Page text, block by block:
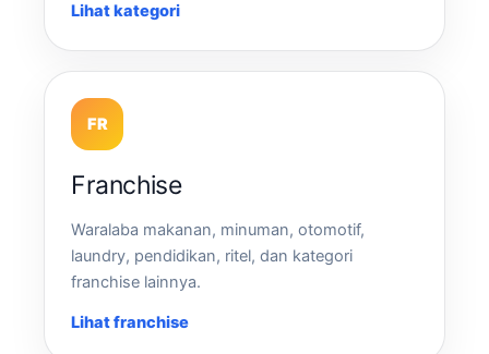
Lihat kategori
FR
Franchise
Waralaba makanan, minuman, otomotif,
laundry, pendidikan, ritel, dan kategori
franchise lainnya.
Lihat franchise